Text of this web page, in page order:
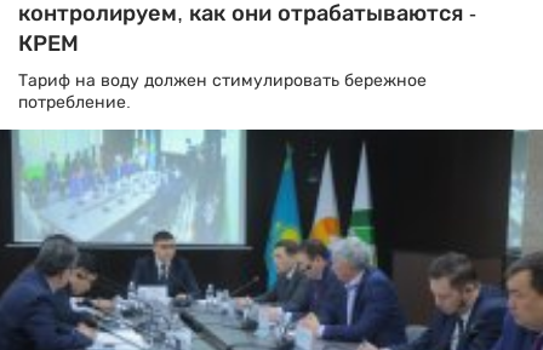
контролируем, как они отрабатываются -
КРЕМ
Тариф на воду должен стимулировать бережное
потребление.